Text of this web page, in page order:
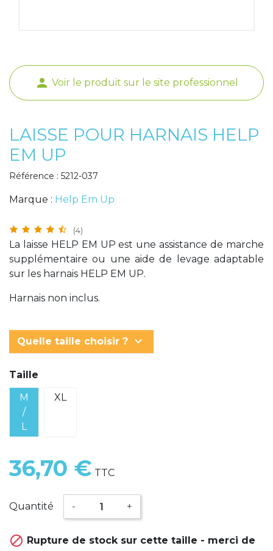
person Voir le produit sur le site professionnel
LAISSE POUR HARNAIS HELP
EM UP
Référence : 5212-037
Marque : Help Em Up
(4)
La laisse HELP EM UP est une assistance de marche
supplémentaire ou une aide de levage adaptable
sur les harnais HELP EM UP.
Harnais non inclus.
Quelle taille choisir ? keyboard_arrow_down
Taille
M
/
L
XL
36,70 € TTC
Quantité - +
 Rupture de stock sur cette taille - merci de